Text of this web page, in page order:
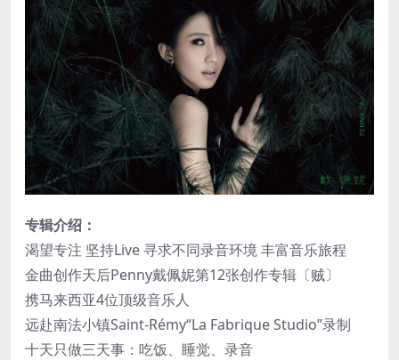
专辑介绍：
渴望专注 坚持Live 寻求不同录音环境 丰富音乐旅程
金曲创作天后Penny戴佩妮第12张创作专辑〔贼〕
携马来西亚4位顶级音乐人
远赴南法小镇Saint-Rémy“La Fabrique Studio”录制
十天只做三天事：吃饭、睡觉、录音